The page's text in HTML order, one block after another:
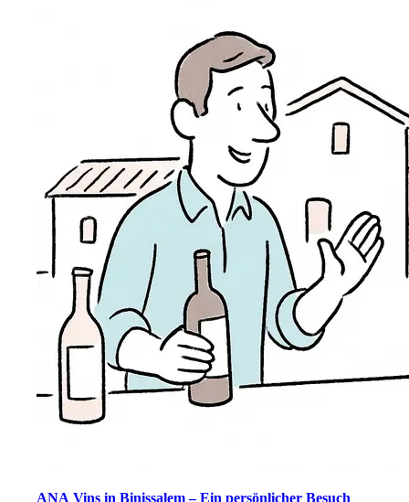
ANA Vins in Binissalem – Ein persönlicher Besuch